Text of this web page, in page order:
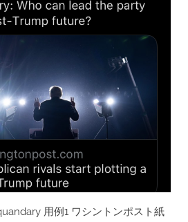
用例1 ワシントンポスト紙